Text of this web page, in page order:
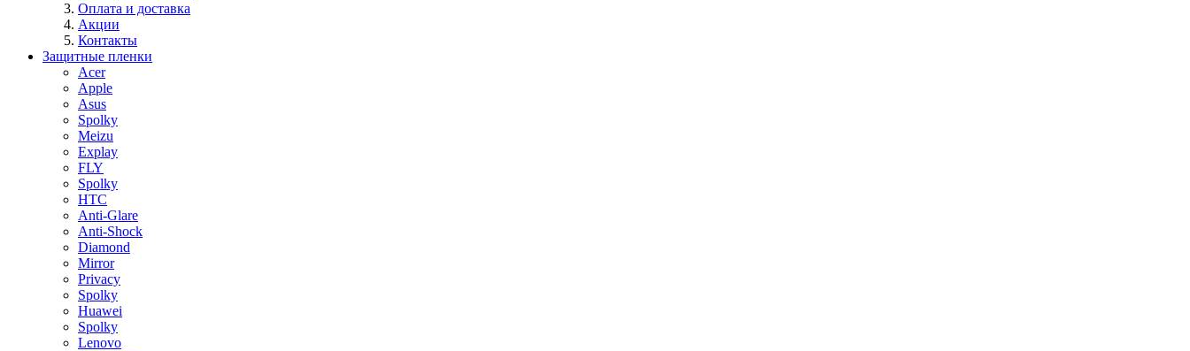
Оплата и доставка
Акции
Контакты
Защитные пленки
Acer
Apple
Asus
Spolky
Meizu
Explay
FLY
Spolky
HTC
Anti-Glare
Anti-Shock
Diamond
Mirror
Privacy
Spolky
Huawei
Spolky
Lenovo